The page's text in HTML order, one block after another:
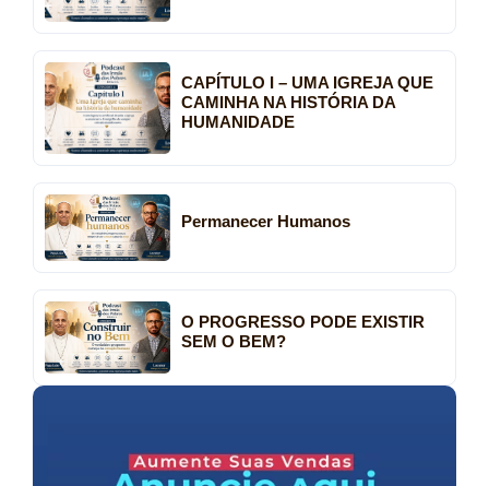
CAPÍTULO I – UMA IGREJA QUE
CAMINHA NA HISTÓRIA DA
HUMANIDADE
Permanecer Humanos
O PROGRESSO PODE EXISTIR
SEM O BEM?